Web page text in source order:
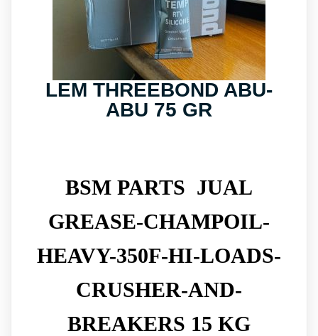
LEM THREEBOND ABU-
ABU 75 GR
BSM PARTS JUAL
GREASE-CHAMPOIL-
HEAVY-350F-HI-LOADS-
CRUSHER-AND-
BREAKERS 15 KG